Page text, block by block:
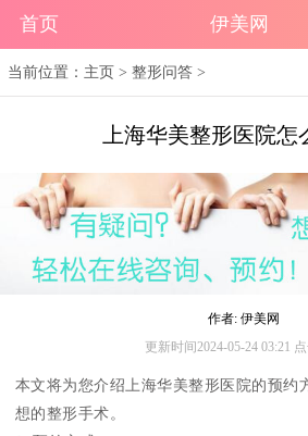
首页 伊美网
当前位置： 主页 >整形问答 >
上海华美整形医院怎
作者: 伊美网
更新时间2024-05-24 03:21
本文将为您介绍上海华美整形医院的预约
想的整形手术。